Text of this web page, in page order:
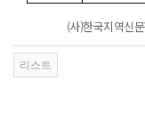
(사)한국지역신